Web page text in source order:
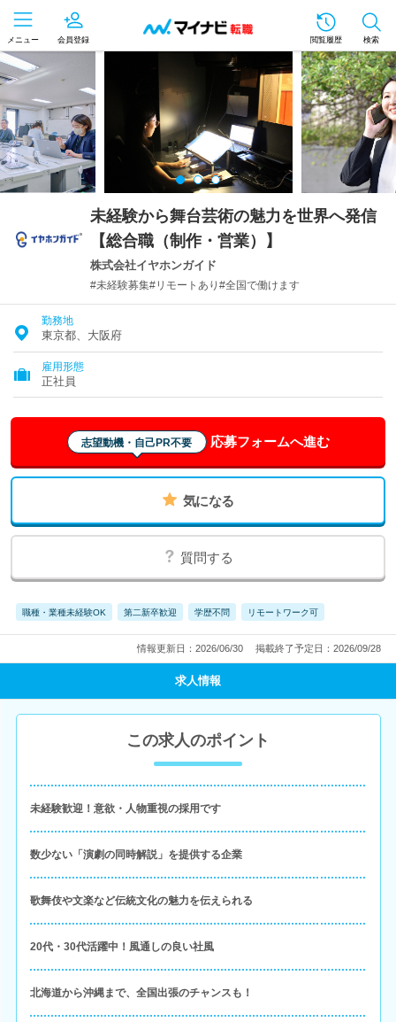
メニュー 会員登録 閲覧履歴 検索
未経験から舞台芸術の魅力を世界へ発信
【総合職（制作・営業）】
株式会社イヤホンガイド
#未経験募集#リモートあり#全国で働けます
勤務地
東京都、大阪府
雇用形態
正社員
志望動機・自己PR不要 応募フォームへ進む
気になる
質問する
職種・業種未経験OK 第二新卒歓迎 学歴不問 リモートワーク可
情報更新日：2026/06/30 掲載終了予定日：2026/09/28
求人情報
この求人のポイント
未経験歓迎！意欲・人物重視の採用です
数少ない「演劇の同時解説」を提供する企業
歌舞伎や文楽など伝統文化の魅力を伝えられる
20代・30代活躍中！風通しの良い社風
北海道から沖縄まで、全国出張のチャンスも！